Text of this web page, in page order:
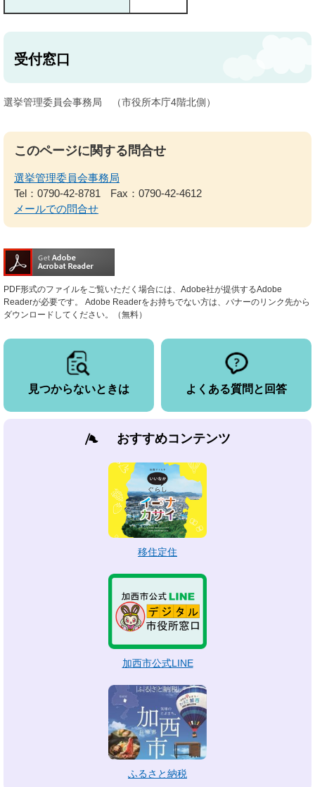
受付窓口
選挙管理委員会事務局 （市役所本庁4階北側）
このページに関する問合せ
選挙管理委員会事務局
Tel：0790-42-8781
Fax：0790-42-4612
メールでの問合せ
PDF形式のファイルをご覧いただく場合には、Adobe社が提供するAdobe
Readerが必要です。
Adobe Readerをお持ちでない方は、バナーのリンク先から
ダウンロードしてください。（無料）
見つからないときは よくある質問と回答
おすすめコンテンツ
移住定住
加西市公式LINE
ふるさと納税